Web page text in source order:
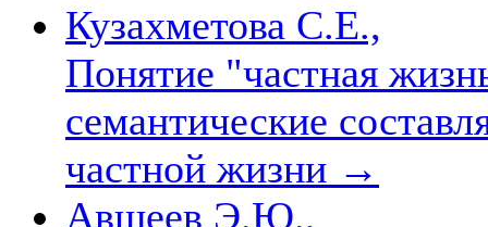
Кузахметова С.Е.,
Понятие "частная
семантические
частной жизни →
Авшеев Э.Ю.,